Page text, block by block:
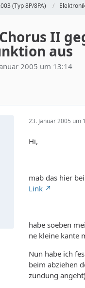
(Typ 8P/8PA)
II
aus
2005 um 13:14
23. Januar 2005 um
Hi,
mab das hier
Link
habe soeben
ne kleine kante
Nun habe ich
beim abziehen
zündung angeht)